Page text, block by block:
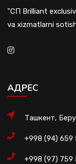
"СП Brilliant
va xizmatlarni
АДРЕС
Ташкент,
+998 (94) 659
+998 (97) 759